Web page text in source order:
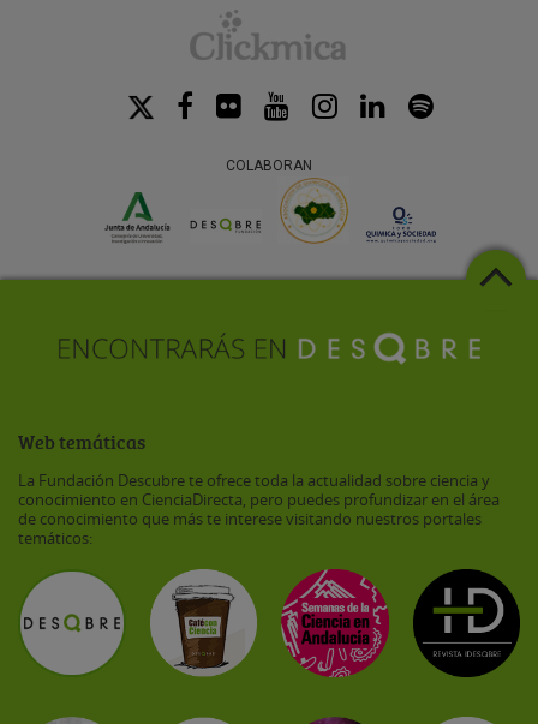
COLABORAN
Web temáticas
La Fundación Descubre te ofrece toda la actualidad sobre ciencia y
conocimiento en CienciaDirecta, pero puedes profundizar en el área
de conocimiento que más te interese visitando nuestros portales
temáticos: